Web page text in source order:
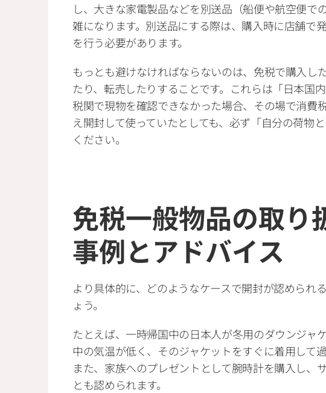
し、大きな家電製品などを別送品（船便や航空便で
雑になります。別送品にする際は、購入時に店舗で
を行う必要があります。
もっとも避けなければならないのは、免税で購入し
たり、転売したりすることです。これらは「日本国
税関で現物を確認できなかった場合、その場で消費
え開封して使っていたとしても、必ず「自分の荷物
ください。
免税一般物品の取り
事例とアドバイス
より具体的に、どのようなケースで開封が認められ
ょう。
たとえば、一時帰国中の日本人が冬用のダウンジャ
中の気温が低く、そのジャケットをすぐに着用して
また、家族へのプレゼントとして腕時計を購入し、
とも認められます。